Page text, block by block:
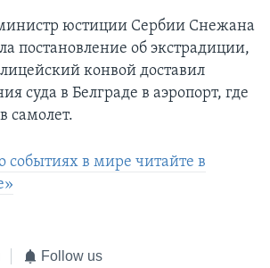
юстиции Сербии Снежана
постановление об экстрадиции,
конвой доставил
суда в Белграде в аэропорт, где
самолет.
событиях в мире читайте в
Follow us